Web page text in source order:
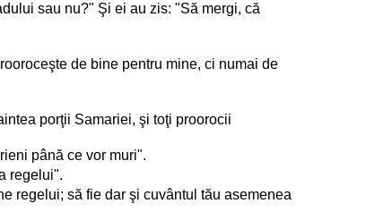
sau nu?" Şi ei au zis: "Să mergi, că
de bine pentru mine, ci numai de
porţii Samariei, şi toţi proorocii
până ce vor muri".
regelui".
regelui; să fie dar şi cuvântul tău asemenea